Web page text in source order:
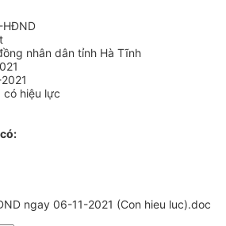
nhân dân tỉnh Hà Tĩnh
có hiệu lực
ngay 06-11-2021 (Con hieu luc).doc